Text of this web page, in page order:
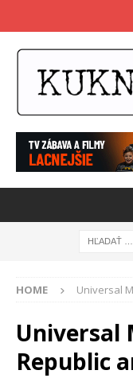
HOME Universal
Universal
Republic